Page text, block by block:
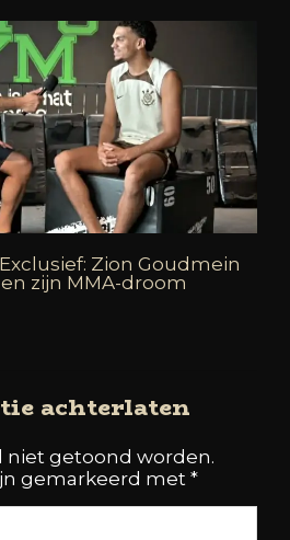
Zion Goudmein
zijn MMA-droom
achterlaten
niet getoond worden.
gemarkeerd met *